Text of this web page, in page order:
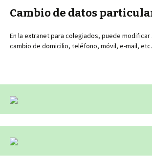
Cambio de datos
En la extranet para colegiados, puede
cambio de domicilio, teléfono, móvil, e-mail, etc.